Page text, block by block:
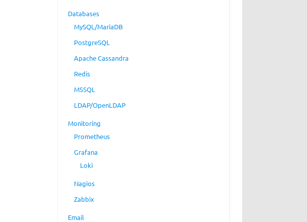
Databases
MySQL/MariaDB
PostgreSQL
Apache Cassandra
Redis
MSSQL
LDAP/OpenLDAP
Monitoring
Prometheus
Grafana
Loki
Nagios
Zabbix
Email